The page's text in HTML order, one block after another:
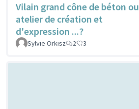
Vilain grand cône de béton ou
atelier de création et
d'expression ...?
Sylvie Orkisz 2 3